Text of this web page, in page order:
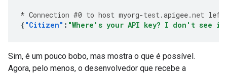
* Connection #0 to host myorg-test.apigee.net left
{ "Citizen" : "Where's your API key? I don't see it
Sim, é um pouco bobo, mas mostra o que é possível.
Agora, pelo menos, o desenvolvedor que recebe a